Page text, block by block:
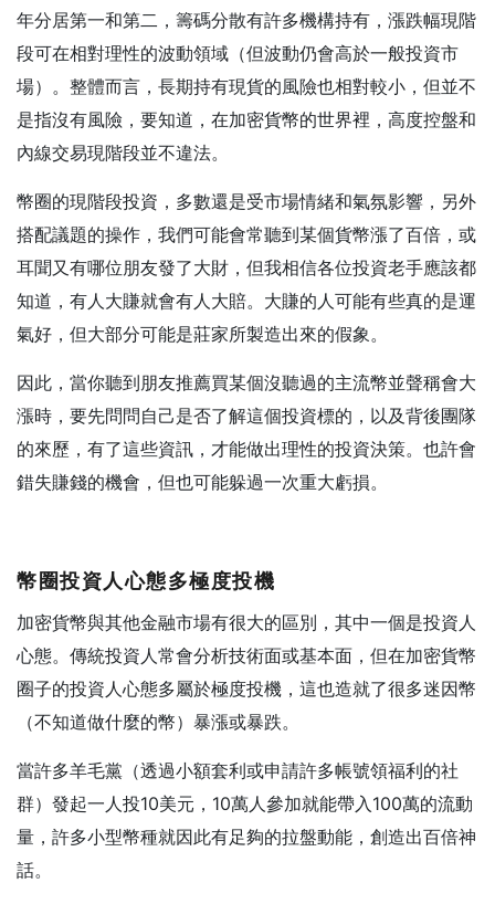
年分居第一和第二，籌碼分散有許多機構持有，漲跌幅現階
段可在相對理性的波動領域（但波動仍會高於一般投資市
場）。整體而言，長期持有現貨的風險也相對較小，但並不
是指沒有風險，要知道，在加密貨幣的世界裡，高度控盤和
內線交易現階段並不違法。
幣圈的現階段投資，多數還是受市場情緒和氣氛影響，另外
搭配議題的操作，我們可能會常聽到某個貨幣漲了百倍，或
耳聞又有哪位朋友發了大財，但我相信各位投資老手應該都
知道，有人大賺就會有人大賠。大賺的人可能有些真的是運
氣好，但大部分可能是莊家所製造出來的假象。
因此，當你聽到朋友推薦買某個沒聽過的主流幣並聲稱會大
漲時，要先問問自己是否了解這個投資標的，以及背後團隊
的來歷，有了這些資訊，才能做出理性的投資決策。也許會
錯失賺錢的機會，但也可能躲過一次重大虧損。
幣圈投資人心態多極度投機
加密貨幣與其他金融市場有很大的區別，其中一個是投資人
心態。傳統投資人常會分析技術面或基本面，但在加密貨幣
圈子的投資人心態多屬於極度投機，這也造就了很多迷因幣
（不知道做什麼的幣）暴漲或暴跌。
當許多羊毛黨（透過小額套利或申請許多帳號領福利的社
群）發起一人投10美元，10萬人參加就能帶入100萬的流動
量，許多小型幣種就因此有足夠的拉盤動能，創造出百倍神
話。